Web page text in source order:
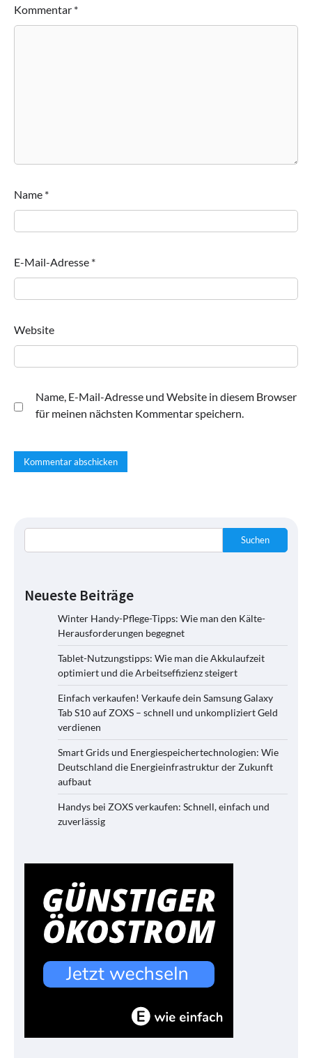
Kommentar *
Name *
E-Mail-Adresse *
Website
Name, E-Mail-Adresse und Website in diesem Browser
für meinen nächsten Kommentar speichern.
Suchen
Neueste Beiträge
Winter Handy-Pflege-Tipps: Wie man den Kälte-
Herausforderungen begegnet
Tablet-Nutzungstipps: Wie man die Akkulaufzeit
optimiert und die Arbeitseffizienz steigert
Einfach verkaufen! Verkaufe dein Samsung Galaxy
Tab S10 auf ZOXS – schnell und unkompliziert Geld
verdienen
Smart Grids und Energiespeichertechnologien: Wie
Deutschland die Energieinfrastruktur der Zukunft
aufbaut
Handys bei ZOXS verkaufen: Schnell, einfach und
zuverlässig